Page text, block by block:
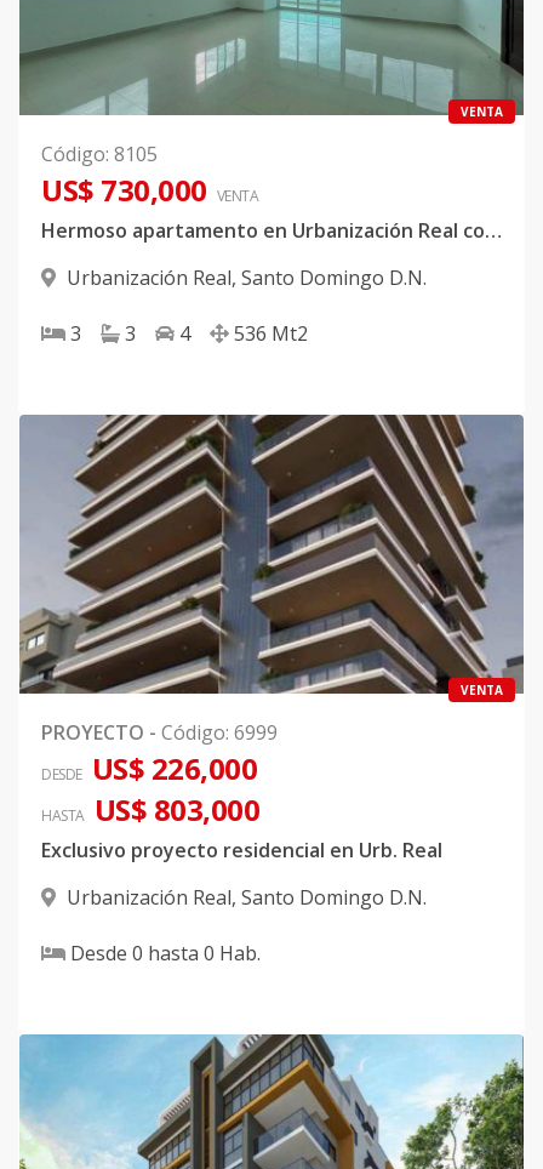
VENTA
Código: 8105
US$ 730,000 VENTA
Hermoso apartamento en Urbanización Real con vista al Mar
Urbanización Real, Santo Domingo D.N.
3 3 4 536 Mt2
VENTA
PROYECTO - Código: 6999
DESDE US$ 226,000
HASTA US$ 803,000
Exclusivo proyecto residencial en Urb. Real
Urbanización Real, Santo Domingo D.N.
Desde 0 hasta 0 Hab.